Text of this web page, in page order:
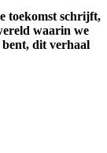
toekomst schrijft,
waarin we
dit verhaal